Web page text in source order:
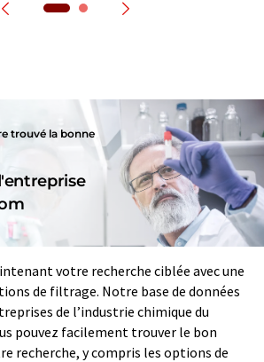
trouvé la bonne
votre recherche ciblée avec une
de filtrage. Notre base de données
de l’industrie chimique du
pouvez facilement trouver le bon
recherche, y compris les options de